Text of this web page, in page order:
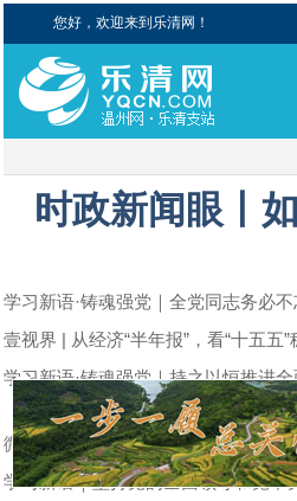
您好，欢迎来到乐清网！
时政新闻眼丨
学习新语·铸魂强党｜全党同志务必
壹视界 | 从经济“半年报”，看“十五五”
学习新语·铸魂强党｜持之以恒推进
微视频｜筑牢“实”的根基 激发“新”的
学习新语｜坚持党的全面领导和党中